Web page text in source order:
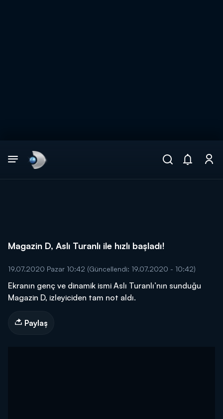
Magazin D, Aslı Turanlı ile hızlı başladı!
19.07.2020 Pazar 10:42 (Güncellendi: 19.07.2020 - 10:42)
Ekranın genç ve dinamik ismi Aslı Turanlı’nın sunduğu
Magazin D, izleyiciden tam not aldı.
Paylaş